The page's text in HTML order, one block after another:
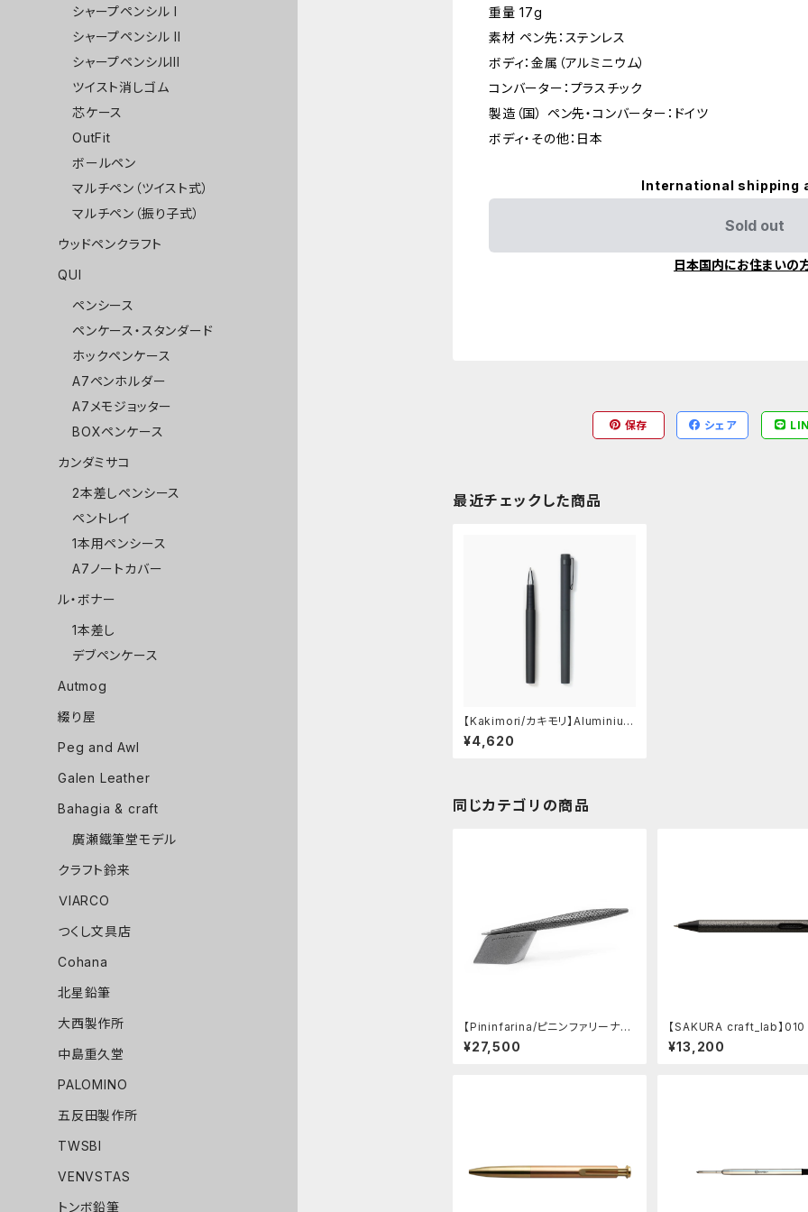
重量 17g
素材 ペン先：ステンレス
ボディ：金属（アルミニウム）
コンバーター：プラスチック
製造（国） ペン先・コンバーター：ドイツ
ボディ・その他：日本
International shipping
Sold out
日本国内にお住まいの
保存 シェア
最近チェックした商品
【Kakimori/カキモリ】Aluminium
pen - ローラーボール
¥4,620
同じカテゴリの商品
【Pininfarina/ピニンファリーナ】S
peedform (チタン)
¥27,500
【SAKURA craft_lab】010
インキボールペン (ハンマー
チャコール)
¥13,200
シャープペンシル I
シャープペンシル II
シャープペンシルIII
ツイスト消しゴム
芯ケース
OutFit
ボールペン
マルチペン（ツイスト式）
マルチペン（振り子式）
ウッドペンクラフト
QUI
ペンシース
ペンケース・スタンダード
ホックペンケース
A7ペンホルダー
A7メモジョッター
BOXペンケース
カンダミサコ
2本差しペンシース
ペントレイ
1本用ペンシース
A7ノートカバー
ル・ボナー
1本差し
デブペンケース
Autmog
綴り屋
Peg and Awl
Galen Leather
Bahagia & craft
廣瀬鐵筆堂モデル
クラフト鈴来
ＶIARCO
つくし文具店
Cohana
北星鉛筆
大西製作所
中島重久堂
PALOMINO
五反田製作所
TWSBI
VENVSTAS
トンボ鉛筆